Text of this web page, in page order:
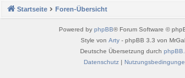
Startseite Foren-Übersicht
Powered by phpBB® Forum Software ©
Style von Arty - phpBB 3.3 von
Deutsche Übersetzung durch
Datenschutz|